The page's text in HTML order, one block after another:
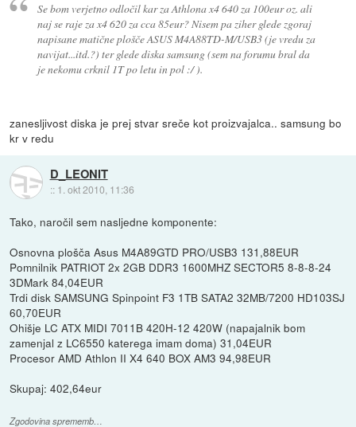
Se bom verjetno odločil kar za Athlona x4 640 za 100eur oz. ali
naj se raje za x4 620 za cca 85eur? Nisem pa ziher glede zgoraj
napisane matične plošče ASUS M4A88TD-M/USB3 (je vredu za
navijat...itd.?) ter glede diska samsung (sem na forumu bral da
je nekomu crknil 1T po letu in pol :/ ).
zanesljivost diska je prej stvar sreče kot proizvajalca.. samsung bo
kr v redu
D_LEONIT
:: 1. okt 2010, 11:36
Tako, naročil sem nasljedne komponente:
Osnovna plošča Asus M4A89GTD PRO/USB3 131,88EUR
Pomnilnik PATRIOT 2x 2GB DDR3 1600MHZ SECTOR5 8-8-8-24
3DMark 84,04EUR
Trdi disk SAMSUNG Spinpoint F3 1TB SATA2 32MB/7200 HD103SJ
60,70EUR
Ohišje LC ATX MIDI 7011B 420H-12 420W (napajalnik bom
zamenjal z LC6550 katerega imam doma) 31,04EUR
Procesor AMD Athlon II X4 640 BOX AM3 94,98EUR
Skupaj: 402,64eur
Zgodovina sprememb…